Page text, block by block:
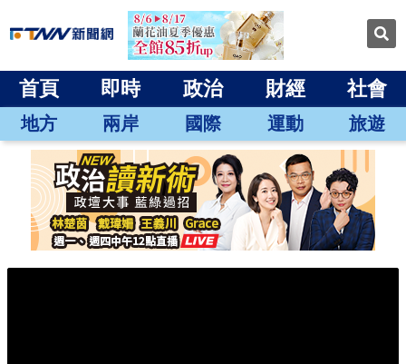
首頁 即時 政治 財經 社會
地方 兩岸 國際 運動 旅遊